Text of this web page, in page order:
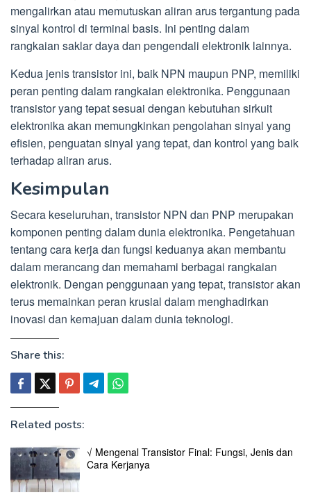
mengalirkan atau memutuskan aliran arus tergantung pada
sinyal kontrol di terminal basis. Ini penting dalam
rangkaian saklar daya dan pengendali elektronik lainnya.
Kedua jenis transistor ini, baik NPN maupun PNP, memiliki
peran penting dalam rangkaian elektronika. Penggunaan
transistor yang tepat sesuai dengan kebutuhan sirkuit
elektronika akan memungkinkan pengolahan sinyal yang
efisien, penguatan sinyal yang tepat, dan kontrol yang baik
terhadap aliran arus.
Kesimpulan
Secara keseluruhan, transistor NPN dan PNP merupakan
komponen penting dalam dunia elektronika. Pengetahuan
tentang cara kerja dan fungsi keduanya akan membantu
dalam merancang dan memahami berbagai rangkaian
elektronik. Dengan penggunaan yang tepat, transistor akan
terus memainkan peran krusial dalam menghadirkan
inovasi dan kemajuan dalam dunia teknologi.
Share this:
Related posts:
√ Mengenal Transistor Final: Fungsi, Jenis dan
Cara Kerjanya